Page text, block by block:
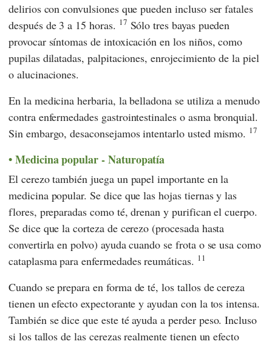
delirios con convulsiones que pueden incluso ser fatales
después de 3 a 15 horas. 17 Sólo tres bayas pueden
provocar síntomas de intoxicación en los niños, como
pupilas dilatadas, palpitaciones, enrojecimiento de la piel
o alucinaciones.
En la medicina herbaria, la belladona se utiliza a menudo
contra enfermedades gastrointestinales o asma bronquial.
Sin embargo, desaconsejamos intentarlo usted mismo. 17
Medicina popular - Naturopatía
El cerezo también juega un papel importante en la
medicina popular. Se dice que las hojas tiernas y las
flores, preparadas como té, drenan y purifican el cuerpo.
Se dice que la corteza de cerezo (procesada hasta
convertirla en polvo) ayuda cuando se frota o se usa como
cataplasma para enfermedades reumáticas. 11
Cuando se prepara en forma de té, los tallos de cereza
tienen un efecto expectorante y ayudan con la tos intensa.
También se dice que este té ayuda a perder peso. Incluso
si los tallos de las cerezas realmente tienen un efecto